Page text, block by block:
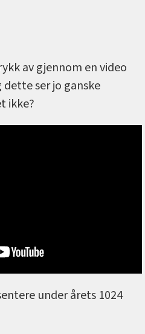
av gjennom en video
ser jo ganske
ikke?
under årets 1024